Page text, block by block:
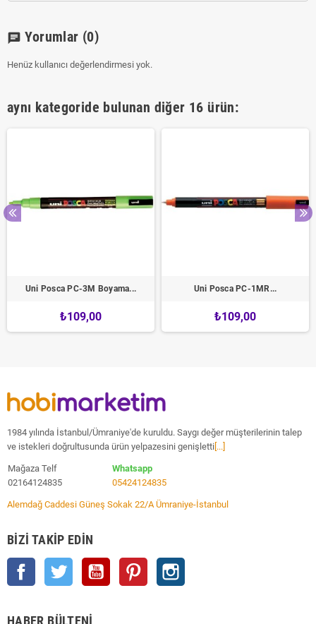
chat Yorumlar (0)
Henüz kullanıcı değerlendirmesi yok.
aynı kategoride bulunan diğer 16 ürün:
Uni Posca PC-3M Boyama...
₺109,00
Uni Posca PC-1MR...
₺109,00
1984 yılında İstanbul/Ümraniye'de kuruldu. Saygı değer müşterilerinin talep
ve istekleri doğrultusunda ürün yelpazesini genişletti [...]
Mağaza Telf
02164124835
Whatsapp
05424124835
Alemdağ Caddesi Güneş Sokak 22/A Ümraniye-İstanbul
BIZI TAKIP EDIN
Facebook Twitter YouTube Pinterest
HABER BÜLTENI